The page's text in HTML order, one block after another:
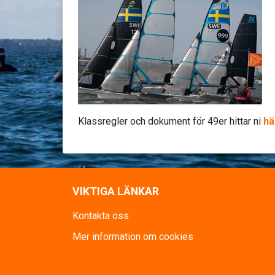
Klassregler och dokument för 49er hittar ni
VIKTIGA LÄNKAR
Kontakta oss
Mer information om cookies